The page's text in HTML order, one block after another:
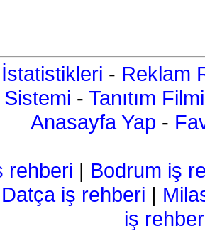
- Reklam
- Tanıtım Filmi
Anasayfa Yap -
rehberi | Bodrum iş
Datça iş rehberi |
iş